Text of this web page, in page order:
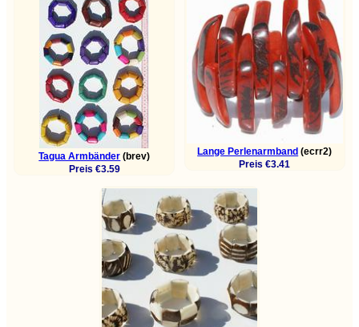
Tagua Armbänder (brev)
Preis €3.59
Lange Perlenarmband (ecrr2)
Preis €3.41